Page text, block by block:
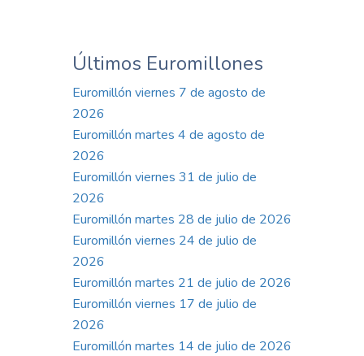
Últimos Euromillones
Euromillón viernes 7 de agosto de
2026
Euromillón martes 4 de agosto de
2026
Euromillón viernes 31 de julio de
2026
Euromillón martes 28 de julio de 2026
Euromillón viernes 24 de julio de
2026
Euromillón martes 21 de julio de 2026
Euromillón viernes 17 de julio de
2026
Euromillón martes 14 de julio de 2026